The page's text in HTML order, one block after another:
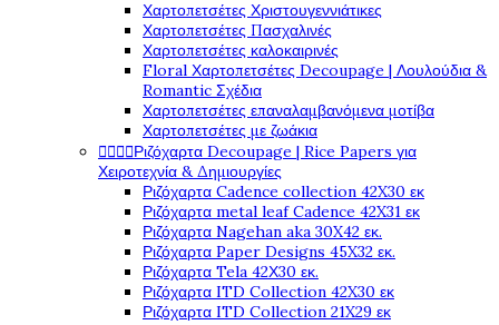
Χαρτοπετσέτες Χριστουγεννιάτικες
Χαρτοπετσέτες Πασχαλινές
Χαρτοπετσέτες καλοκαιρινές
Floral Χαρτοπετσέτες Decoupage | Λουλούδια &
Romantic Σχέδια
Χαρτοπετσέτες επαναλαμβανόμενα μοτίβα
Χαρτοπετσέτες με ζωάκια
Ριζόχαρτα Decoupage | Rice Papers για
Χειροτεχνία & Δημιουργίες
Ριζόχαρτα Cadence collection 42X30 εκ
Ριζόχαρτα metal leaf Cadence 42X31 εκ
Ριζόχαρτα Nagehan aka 30X42 εκ.
Ριζόχαρτα Paper Designs 45X32 εκ.
Ριζόχαρτα Tela 42Χ30 εκ.
Ριζόχαρτα ITD Collection 42X30 εκ
Ριζόχαρτα ITD Collection 21X29 εκ